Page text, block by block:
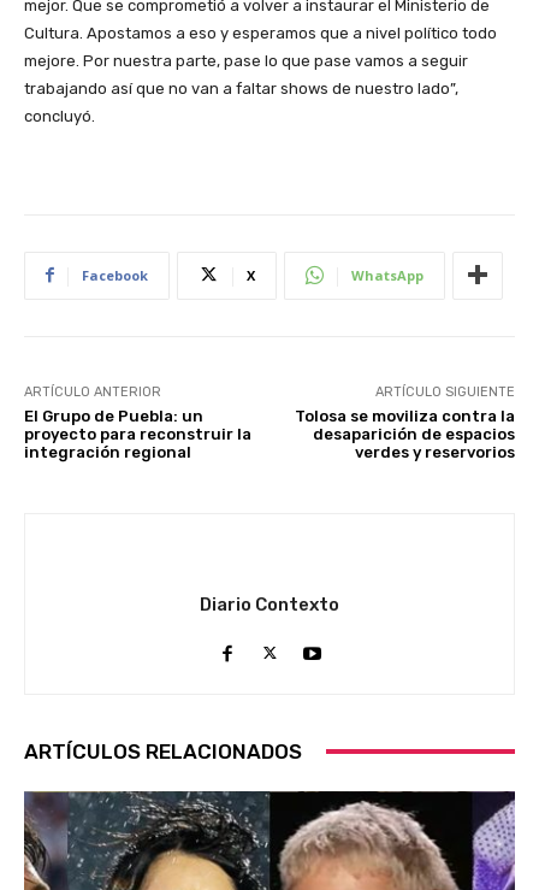
mejor. Que se comprometió a volver a instaurar el Ministerio de
Cultura. Apostamos a eso y esperamos que a nivel político todo
mejore. Por nuestra parte, pase lo que pase vamos a seguir
trabajando así que no van a faltar shows de nuestro lado”,
concluyó.
Facebook X WhatsApp
ARTÍCULO ANTERIOR
El Grupo de Puebla: un
proyecto para reconstruir la
integración regional
ARTÍCULO SIGUIENTE
Tolosa se moviliza contra la
desaparición de espacios
verdes y reservorios
Diario Contexto
ARTÍCULOS RELACIONADOS